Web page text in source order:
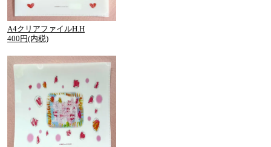
A4クリアファイルH.H
400円(内税)